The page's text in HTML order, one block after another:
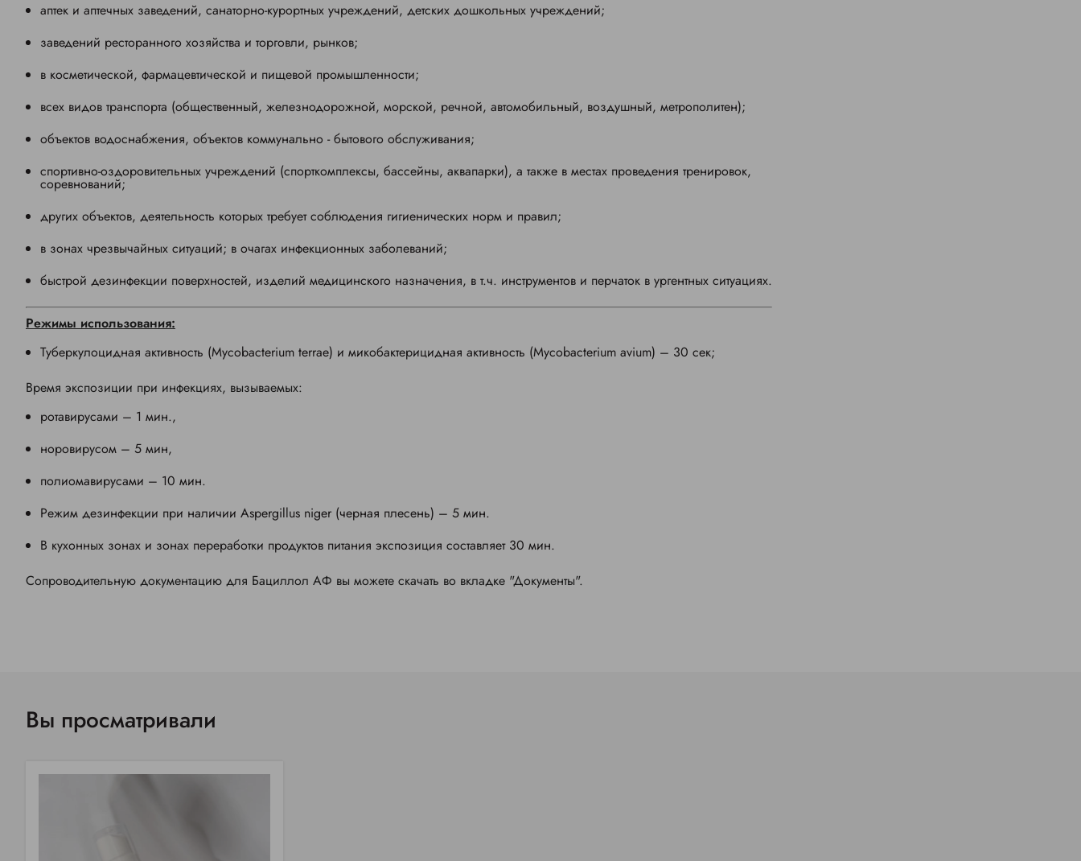
аптек и аптечных заведений, санаторно-курортных учреждений, детских дошкольных учреждений;
заведений ресторанного хозяйства и торговли, рынков;
в косметической, фармацевтической и пищевой промышленности;
всех видов транспорта (общественный, железнодорожной, морской, речной, автомобильный, воздушный, метрополитен);
объектов водоснабжения, объектов коммунально - бытового обслуживания;
спортивно-оздоровительных учреждений (спорткомплексы, бассейны, аквапарки), а также в местах проведения тренировок,
соревнований;
других объектов, деятельность которых требует соблюдения гигиенических норм и правил;
в зонах чрезвычайных ситуаций; в очагах инфекционных заболеваний;
быстрой дезинфекции поверхностей, изделий медицинского назначения, в т.ч. инструментов и перчаток в ургентных ситуациях.
Режимы использования:
Туберкулоцидная активность (Mycobacterium terrae) и микобактерицидная активность (Mycobacterium avium) – 30 сек;
Время экспозиции при инфекциях, вызываемых:
ротавирусами – 1 мин.,
норовирусом – 5 мин,
полиомавирусами – 10 мин.
Режим дезинфекции при наличии Aspergillus niger (черная плесень) – 5 мин.
В кухонных зонах и зонах переработки продуктов питания экспозиция составляет 30 мин.
Сопроводительную документацию для Бациллол АФ вы можете скачать во вкладке "Документы".
Вы просматривали